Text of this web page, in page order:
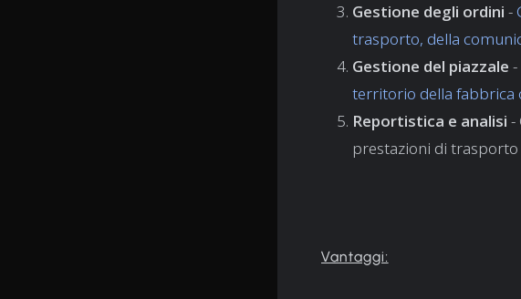
Gestione degli ordini -
trasporto, della
Gestione del piazzale -
territorio della fabbrica
Reportistica e analisi -
prestazioni di trasporto
Vantaggi: